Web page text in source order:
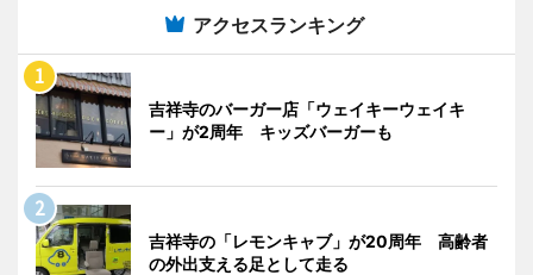
アクセスランキング
吉祥寺のバーガー店「ウェイキーウェイキ
ー」が2周年 キッズバーガーも
吉祥寺の「レモンキャブ」が20周年 高齢者
の外出支える足として走る